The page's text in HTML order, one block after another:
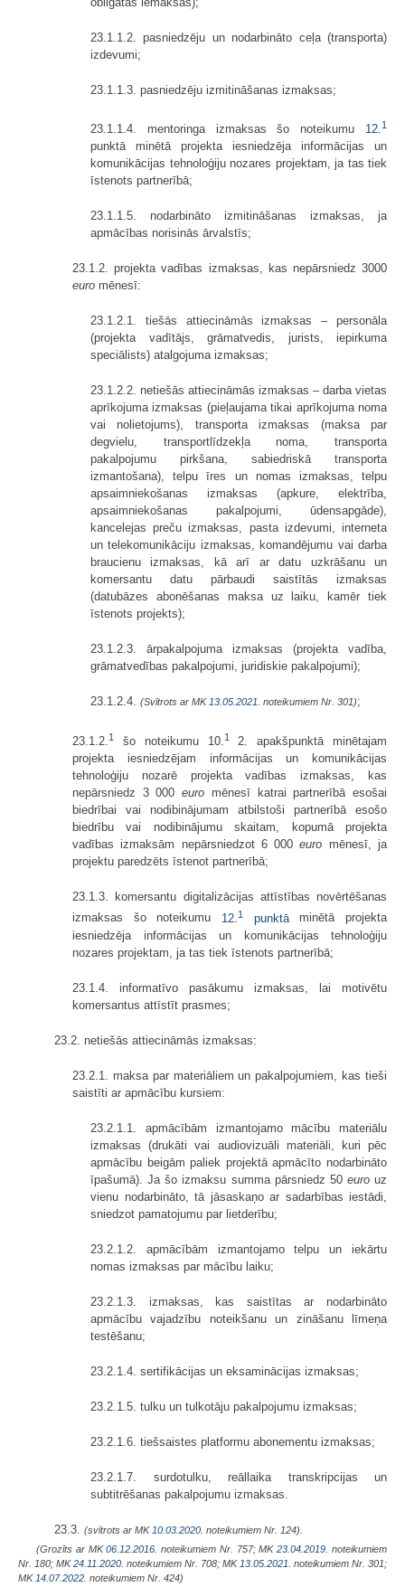
23.1.1.2. pasniedzēju un nodarbināto ceļa (transporta)
izdevumi;
23.1.1.3. pasniedzēju izmitināšanas izmaksas;
23.1.1.4. mentoringa izmaksas šo noteikumu 12. 1
punktā minētā projekta iesniedzēja informācijas un
komunikācijas tehnoloģiju nozares projektam, ja tas tiek
īstenots partnerībā;
23.1.1.5. nodarbināto izmitināšanas izmaksas, ja
apmācības norisinās ārvalstīs;
23.1.2. projekta vadības izmaksas, kas nepārsniedz 3000
euro mēnesī:
23.1.2.1. tiešās attiecināmās izmaksas – personāla
(projekta vadītājs, grāmatvedis, jurists, iepirkuma
speciālists) atalgojuma izmaksas;
23.1.2.2. netiešās attiecināmās izmaksas – darba vietas
aprīkojuma izmaksas (pieļaujama tikai aprīkojuma noma
vai nolietojums), transporta izmaksas (maksa par
degvielu, transportlīdzekļa noma, transporta
pakalpojumu pirkšana, sabiedriskā transporta
izmantošana), telpu īres un nomas izmaksas, telpu
apsaimniekošanas izmaksas (apkure, elektrība,
apsaimniekošanas pakalpojumi, ūdensapgāde),
kancelejas preču izmaksas, pasta izdevumi, interneta
un telekomunikāciju izmaksas, komandējumu vai darba
braucienu izmaksas, kā arī ar datu uzkrāšanu un
komersantu datu pārbaudi saistītās izmaksas
(datubāzes abonēšanas maksa uz laiku, kamēr tiek
īstenots projekts);
23.1.2.3. ārpakalpojuma izmaksas (projekta vadība,
grāmatvedības pakalpojumi, juridiskie pakalpojumi);
23.1.2.4. (Svītrots ar MK 13.05.2021. noteikumiem Nr. 301);
23.1.2.1 šo noteikumu 10.1 2. apakšpunktā minētajam
projekta iesniedzējam informācijas un komunikācijas
tehnoloģiju nozarē projekta vadības izmaksas, kas
nepārsniedz 3 000euro mēnesī katrai partnerībā esošai
biedrībai vai nodibinājumam atbilstoši partnerībā esošo
biedrību vai nodibinājumu skaitam, kopumā projekta
vadības izmaksām nepārsniedzot 6 000euro mēnesī, ja
projektu paredzēts īstenot partnerībā;
23.1.3. komersantu digitalizācijas attīstības novērtēšanas
izmaksas šo noteikumu 12. 1 punktāminētā projekta
iesniedzēja informācijas un komunikācijas tehnoloģiju
nozares projektam, ja tas tiek īstenots partnerībā;
23.1.4. informatīvo pasākumu izmaksas, lai motivētu
komersantus attīstīt prasmes;
23.2. netiešās attiecināmās izmaksas:
23.2.1. maksa par materiāliem un pakalpojumiem, kas tieši
saistīti ar apmācību kursiem:
23.2.1.1. apmācībām izmantojamo mācību materiālu
izmaksas (drukāti vai audiovizuāli materiāli, kuri pēc
apmācību beigām paliek projektā apmācīto nodarbināto
īpašumā). Ja šo izmaksu summa pārsniedz 50 eurouz
vienu nodarbināto, tā jāsaskaņo ar sadarbības iestādi,
sniedzot pamatojumu par lietderību;
23.2.1.2. apmācībām izmantojamo telpu un iekārtu
nomas izmaksas par mācību laiku;
23.2.1.3. izmaksas, kas saistītas ar nodarbināto
apmācību vajadzību noteikšanu un zināšanu līmeņa
testēšanu;
23.2.1.4. sertifikācijas un eksaminācijas izmaksas;
23.2.1.5. tulku un tulkotāju pakalpojumu izmaksas;
23.2.1.6. tiešsaistes platformu abonementu izmaksas;
23.2.1.7. surdotulku, reāllaika transkripcijas un
subtitrēšanas pakalpojumu izmaksas.
23.3. (svītrots ar MK 10.03.2020. noteikumiem Nr. 124).
(Grozīts ar MK06.12.2016. noteikumiem Nr. 757; MK23.04.2019. noteikumiem
Nr. 180; MK24.11.2020. noteikumiem Nr. 708; MK 13.05.2021. noteikumiem Nr. 301;
MK 14.07.2022. noteikumiem Nr. 424)